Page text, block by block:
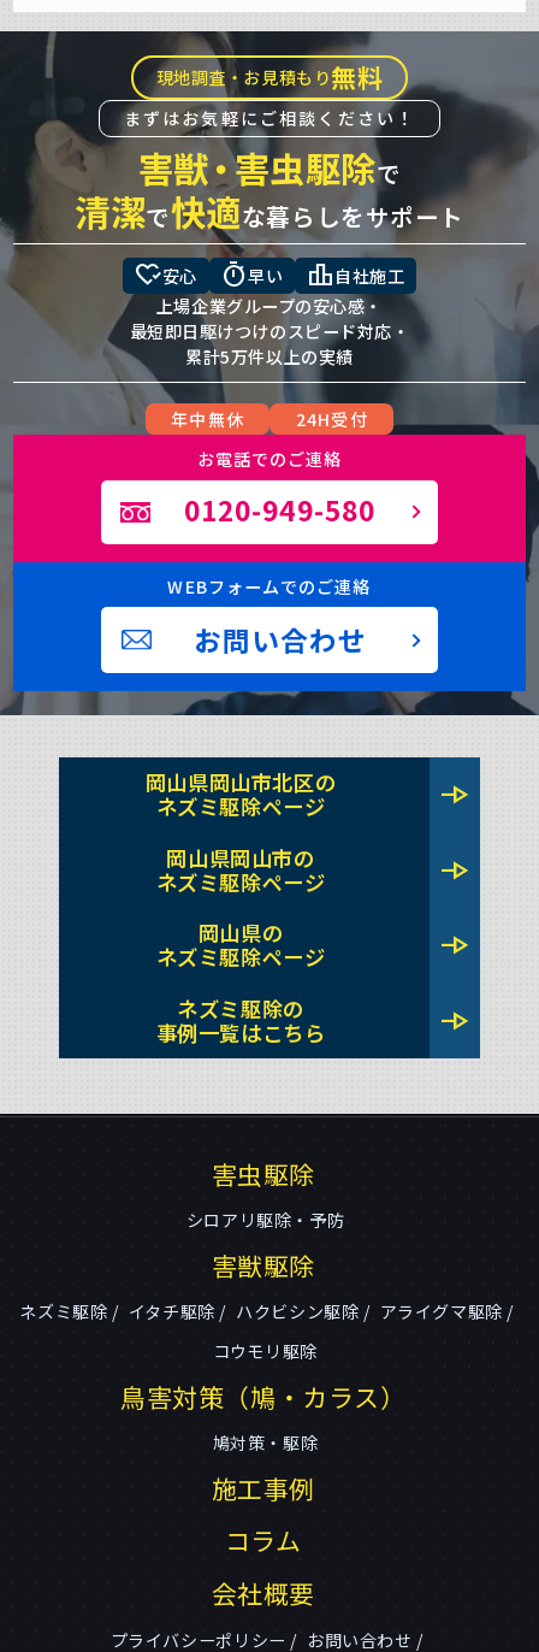
現地調査・お見積もり無料
まずはお気軽にご相談ください！
害獣・害虫駆除で
清潔で快適な暮らしをサポート
heart_check安心 timer早い leaderboard 自社施工
上場企業グループの安心感・
最短即日駆けつけのスピード対応・
累計5万件以上の実績
年中無休
24H受付
お電話でのご連絡
0120-949-580
WEBフォームでのご連絡
お問い合わせ
岡山県岡山市北区の
ネズミ駆除ページ
line_end_arrow
岡山県岡山市の
ネズミ駆除ページ
line_end_arrow
岡山県の
ネズミ駆除ページ
line_end_arrow
ネズミ駆除の
事例一覧はこちら
line_end_arrow
害虫駆除
シロアリ駆除・予防
害獣駆除
ネズミ駆除 イタチ駆除 ハクビシン駆除
アライグマ駆除
コウモリ駆除
鳥害対策（鳩・カラス）
鳩対策・駆除
施工事例
コラム
会社概要
プライバシーポリシー お問い合わせ